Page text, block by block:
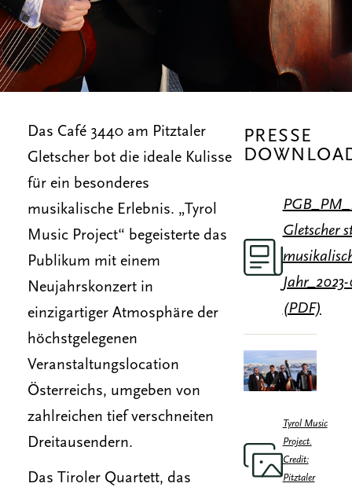
Das Café 3440 am Pitztaler
Gletscher bot die ideale Kulisse
für ein besonderes
musikalische Erlebnis. „Tyrol
Music Project“ begeisterte das
Publikum mit einem
Neujahrskonzert in
einzigartiger Atmosphäre der
höchstgelegenen
Veranstaltungslocation
Österreichs, umgeben von
zahlreichen tief verschneiten
Dreitausendern.
Das Tiroler Quartett, das
PRESSE
Gletscher
(PDF)
Tyrol Music
Project.
Credit:
Pitztaler